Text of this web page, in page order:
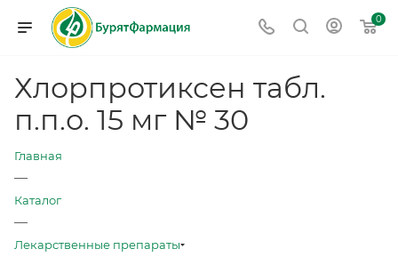
0
Хлорпротиксен табл.
п.п.о. 15 мг № 30
Главная
—
Каталог
—
Лекарственные препараты